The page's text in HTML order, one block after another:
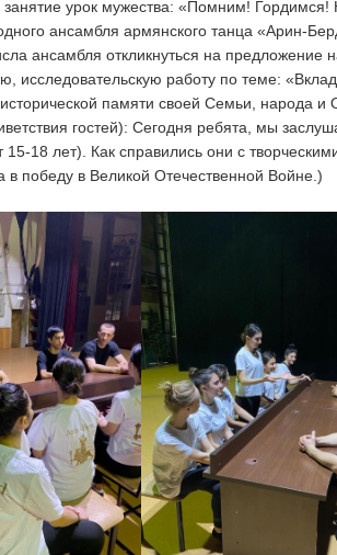
занятие урок мужества: «Помним!
ансамбля армянского танца «Арин-
ансамбля откликнуться на предложение
исследовательскую работу по теме:
памяти своей Семьи, народа и
гостей): Сегодня ребята, мы
15-18 лет). Как справились они с
в победу в Великой Отечественной Войне.)